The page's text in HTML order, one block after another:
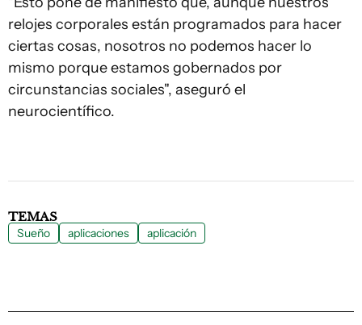
relojes corporales están programados para hacer
ciertas cosas, nosotros no podemos hacer lo
mismo porque estamos gobernados por
circunstancias sociales", aseguró el
neurocientífico.
TEMAS
Sueño aplicaciones aplicación